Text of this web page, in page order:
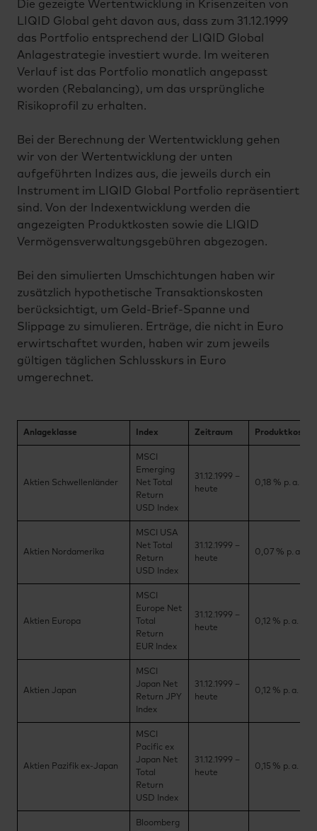
Die gezeigte Wertentwicklung in Krisenzeiten von
LIQID Global geht davon aus, dass zum 31.12.1999
das Portfolio entsprechend der LIQID Global
Anlagestrategie investiert wurde. Im weiteren
Verlauf ist das Portfolio monatlich angepasst
worden (Rebalancing), um das ursprüngliche
Risikoprofil zu erhalten.
Bei der Berechnung der Wertentwicklung gehen
wir von der Wertentwicklung der unten
aufgeführten Indizes aus, die jeweils durch ein
Instrument im LIQID Global Portfolio repräsentiert
sind. Von der Indexentwicklung werden die
angezeigten Produktkosten sowie die LIQID
Vermögensverwaltungsgebühren abgezogen.
Bei den simulierten Umschichtungen haben wir
zusätzlich hypothetische Transaktionskosten
berücksichtigt, um Geld-Brief-Spanne und
Slippage zu simulieren. Erträge, die nicht in Euro
erwirtschaftet wurden, haben wir zum jeweils
gültigen täglichen Schlusskurs in Euro
umgerechnet.
Anlageklasse Index Zeitraum Produktkosten
Aktien Schwellenländer
MSCI
Emerging
Net Total
Return
USD Index
31.12.1999 –
heute
0,18 % p. a.
Aktien Nordamerika
MSCI USA
Net Total
Return
USD Index
31.12.1999 –
heute
0,07 % p. a.
Aktien Europa
MSCI
Europe Net
Total
Return
EUR Index
31.12.1999 –
heute
0,12 % p. a.
Aktien Japan
MSCI
Japan Net
Return JPY
Index
31.12.1999 –
heute
0,12 % p. a.
Aktien Pazifik ex-Japan
MSCI
Pacific ex
Japan Net
Total
Return
USD Index
31.12.1999 –
heute
0,15 % p. a.
Bloomberg